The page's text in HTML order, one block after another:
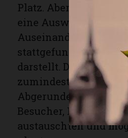
Platz. Aber auch die
eine Auswahl
Auseinandersetzung
stattgefunden hat
darstellt. Das mag
zumindest einem
Abgerundet wurde
Besucher, Initiatoren
austauschten und